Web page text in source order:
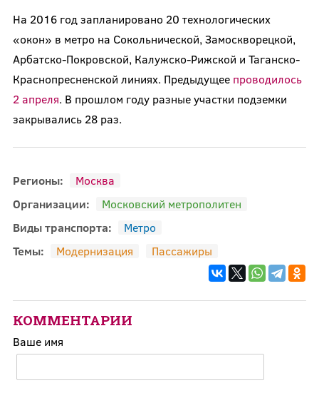
На 2016 год запланировано 20 технологических
«окон» в метро на Сокольнической, Замоскворецкой,
Арбатско-Покровской, Калужско-Рижской и Таганско-
Краснопресненской линиях. Предыдущее проводилось
2 апреля. В прошлом году разные участки подземки
закрывались 28 раз.
Регионы:
Москва
Организации:
Московский метрополитен
Виды транспорта:
Метро
Темы:
Модернизация Пассажиры
КОММЕНТАРИИ
Ваше имя